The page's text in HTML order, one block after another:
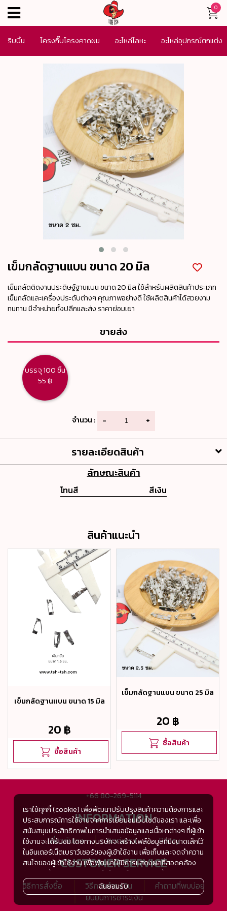
0
menu
ริบบิ้น โครงกิ๊บโครงคาดผม อะไหล่โลหะ อะไหล่อุปกรณ์ตกแต่ง
เข็มกลัดฐานแบน ขนาด 20 มิล
เข็มกลัดติดงานประดิษฐ์ฐานแบน ขนาด 20 มิล ใช้สำหรับผลิตสินค้าประเภท
เข็มกลัดและเครื่องประดับต่างๆ คุณภาพอย่างดี ใช้ผลิตสินค้าได้สวยงาม
ทนทาน มีจำหน่ายทั้งปลีกและส่ง ราคาย่อมเยา
ขายส่ง
บรรจุ 100 ชิ้น
55 ฿
จำนวน : - +
รายละเอียดสินค้า
ลักษณะสินค้า
โทนสี สีเงิน
สินค้าแนะนำ
เข็มกลัดฐานแบน ขนาด 15 มิล
20 ฿
ซื้อสินค้า
เข็มกลัดฐานแบน ขนาด 25 มิล
20 ฿
ซื้อสินค้า
+66 80-269-5114
INFORMATION
เกี่ยวกับเรา ติดต่อเรา Policy
CUSTOMER SERVICE
วิธีการสั่งซื้อ วิธีการชำระเงิน
คำถามที่พบบ่อย
ยืนยันการชำระเงิน
เราใช้คุกกี้ (cookie) เพื่อพัฒนาปรับปรุงสินค้าความต้องการและ
ประสบการณ์การใช้งานจากการเยี่ยมชมเว็บไซต์ของเรา และเพื่อ
สนับสนุนประสิทธิภาพในการนำเสนอข้อมูลและเนื้อหาต่างๆ ที่ผู้เข้า
ใช้งานจะได้รับชม โดยทางบริษัทจะสร้างไฟล์ข้อมูลที่มีขนาดเล็กไว้
ในอินเตอร์เน็ตเบราว์เซอร์ของผู้เข้าใช้งาน เพื่อเก็บและจดจำความ
สนใจของผู้เข้าใช้งาน เพื่อพัฒนาให้มีการแสดงผลที่สอดคล้อง
กับความชื่นชอบและความสนใจในการใช้งาน และเพื่อพัฒนา
ประสิทธิภาพในการแสดงผลของข้อมูล รวมถึงเพื่ออำนวยความ
สะดวกในการให้บริการต่างๆ ภายในเว็บไซต์ของเรา และเมื่อผู้เข้า
ใช้งานกลับมาเยี่ยมชม หรือกลับเข้ามาใช้บริการในครั้งต่อไป แต่
ฉันยอมรับ